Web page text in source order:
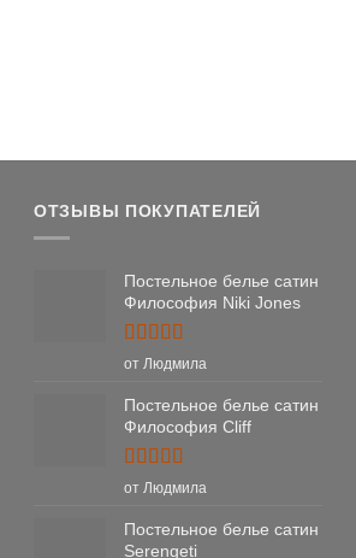
ОТЗЫВЫ ПОКУПАТЕЛЕЙ
Постельное белье сатин
Философия Niki Jones
Оценка5
от Людмила
Постельное белье сатин
Философия Cliff
Оценка5
от Людмила
Постельное белье сатин
Serengeti